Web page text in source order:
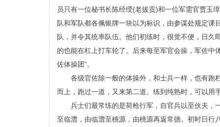
员只有一位秘书长陈经绶(老拔贡)和一位军需官贾玉
队和军队都各佩银牌一块以为标识，由参谋处规定
队，并令其统率队伍。他们初练时，很觉不便，日
的也能在杠上打车轮了。后来每至军官会操，军佐中
佐体操团”。
各级官佐除一般的体操外，和士兵一样，也有跑
而上，跑过一道，又来第二道。练到纯熟时，可以
兵士们最常练的是荷枪行军，自官兵以至伙夫，
至临澧，由临澧至桃源，由桃源再返常德。初时日